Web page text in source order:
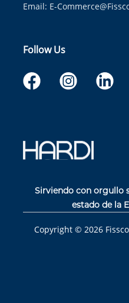
Email: E-
Follow Us
Sirviendo con orgullo
estado de la
Copyright © 2026